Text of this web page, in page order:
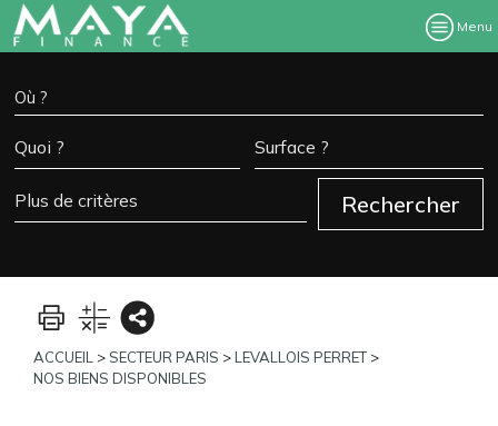
Menu
ACCUEIL > SECTEUR PARIS >LEVALLOIS PERRET>
NOS BIENS DISPONIBLES